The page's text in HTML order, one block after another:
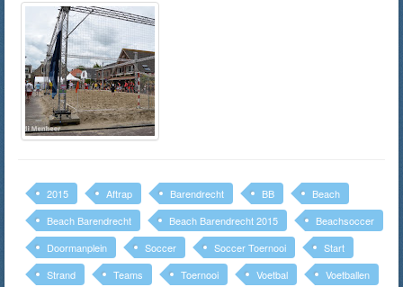
2015 Aftrap Barendrecht BB
Beach
Beach Barendrecht
Beach Barendrecht 2015
Beachsoccer
Doormanplein
Soccer Soccer Toernooi
Start
Strand
Teams Toernooi Voetbal
Voetballen